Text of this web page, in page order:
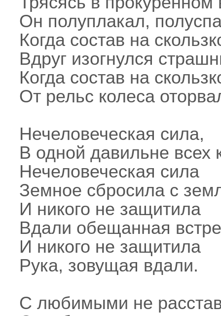
Он полуплакал,
Когда состав на
Вдруг изогнулся
Когда состав на
От рельс колеса
Нечеловеческая сила,
В одной давильне всех
Нечеловеческая сила
Земное сбросила с
И никого не защитила
Вдали обещанная
И никого не защитила
Рука, зовущая вдали.
С любимыми не